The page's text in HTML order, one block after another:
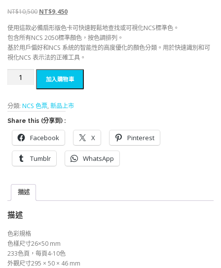
NT$10,500 原
價
格
：
N
T
1
,
5
0
0
。
NT$9,450目
價
格
：
N
T
$
9
4
使用這款必備扇形版色卡可快速輕鬆地查找或可視化NCS標準色。
包含所有NCS 2050標準顏色，按色調排列。
基於用戶偏好和NCS 系統的智能性的高度優化的顏色分類。用於快速識別和可
視化NCS 表示法的正確工具。
2022
NCS
色
卡
扇
形
版
工
具
NCS
INDEX
2050
數
量
加入購物車
分類: NCS 色票, 新品上市
Share this (分享到) :
Facebook X Pinterest
Tumblr WhatsApp
描述
描述
色彩規格
色樣尺寸26×50 mm
233色頁，每頁4-10色
外觀尺寸295 × 50 × 46 mm